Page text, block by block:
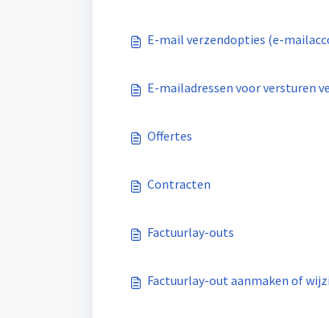
E-mail verzendopties (e-
E-mailadressen voor versturen
Offertes
Contracten
Factuurlay-outs
Factuurlay-out aanmaken of